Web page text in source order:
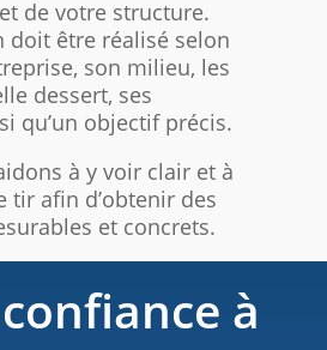
de votre structure.
doit être réalisé selon
son milieu, les
dessert, ses
qu’un objectif précis.
à y voir clair et à
tir afin d’obtenir des
et concrets.
à